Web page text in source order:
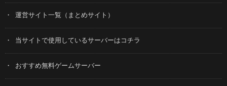
運営サイト一覧（まとめサイト）
当サイトで使用しているサーバーはコチラ
おすすめ無料ゲームサーバー